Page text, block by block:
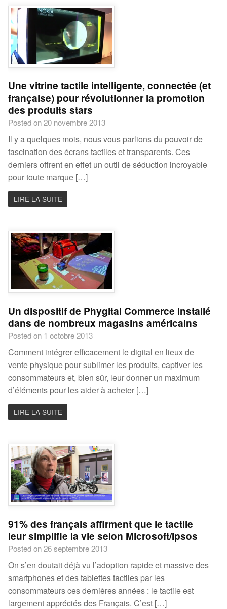
Une vitrine tactile intelligente, connectée (et
française) pour révolutionner la promotion
des produits stars
Posted on 20 novembre 2013
Il y a quelques mois, nous vous parlions du pouvoir de
fascination des écrans tactiles et transparents. Ces
derniers offrent en effet un outil de séduction incroyable
pour toute marque […]
LIRE LA SUITE
Un dispositif de Phygital Commerce installé
dans de nombreux magasins américains
Posted on 1 octobre 2013
Comment intégrer efficacement le digital en lieux de
vente physique pour sublimer les produits, captiver les
consommateurs et, bien sûr, leur donner un maximum
d’éléments pour les aider à acheter […]
LIRE LA SUITE
91% des français affirment que le tactile
leur simplifie la vie selon Microsoft/Ipsos
Posted on 26 septembre 2013
On s’en doutait déjà vu l’adoption rapide et massive des
smartphones et des tablettes tactiles par les
consommateurs ces dernières années : le tactile est
largement appréciés des Français. C’est […]